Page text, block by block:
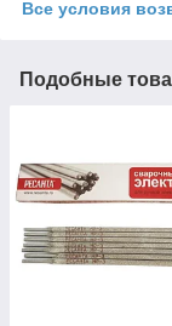
Все условия
Подобные